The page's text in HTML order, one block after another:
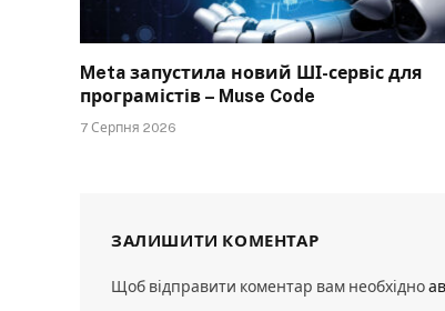
Meta запустила новий ШІ-сервіс для
програмістів – Muse Code
7 Серпня 2026
ЗАЛИШИТИ КОМЕНТАР
Щоб відправити коментар вам необхідно